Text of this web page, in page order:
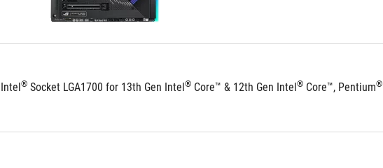
Intel® Socket LGA1700 for 13th Gen Intel® Core™ & 12th Gen Intel® Core™, Pentium®